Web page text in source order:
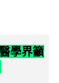
學界籲